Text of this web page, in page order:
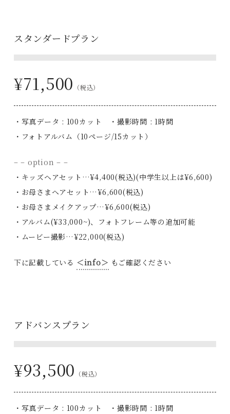
スタンダードプラン
¥71,500 （税込）
・写真データ : 100カット ・撮影時間 : 1時間
・フォトアルバム（10ページ/15カット）
– – option – –
・キッズヘアセット…¥4,400(税込)(中学生以上は¥6,600)
・お母さまヘアセット…¥6,600(税込)
・お母さまメイクアップ…¥6,600(税込)
・アルバム(¥33,000~)、フォトフレーム等の追加可能
・ムービー撮影…¥22,000(税込)
下に記載している ＜info＞ もご確認ください
アドバンスプラン
¥93,500 （税込）
・写真データ : 100カット ・撮影時間 : 1時間